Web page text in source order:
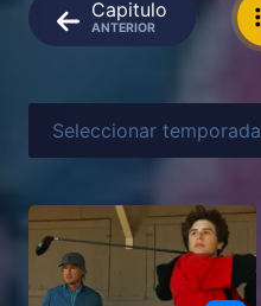
Capitulo
ANTERIOR
Seleccionar temporada